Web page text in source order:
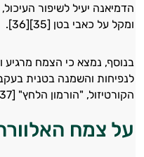
הדמיאנה יעיל לשיפור
ומקל על כאבי בטן [35][36].
בנוסף, נמצא כי הצמח
לנפיחות והשמנה בטנית
הקורטיזול, "הורמון הלחץ" [37].
על צמח